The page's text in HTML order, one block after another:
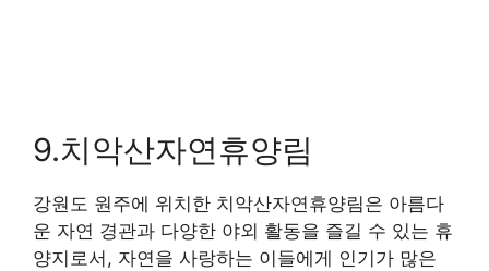
9.치악산자연휴양림
강원도 원주에 위치한 치악산자연휴양림은 아름다
운 자연 경관과 다양한 야외 활동을 즐길 수 있는 휴
양지로서, 자연을 사랑하는 이들에게 인기가 많은